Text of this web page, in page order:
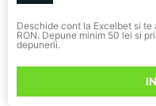
Deschide cont la Excelbet si
RON. Depune minim 50 lei si
depunerii.